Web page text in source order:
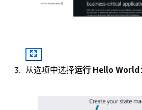
从选项中选择运行 Hello World ：